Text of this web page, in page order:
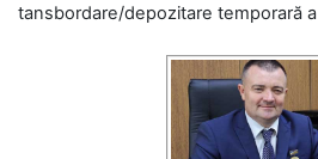
tansbordare/depozitare temporară